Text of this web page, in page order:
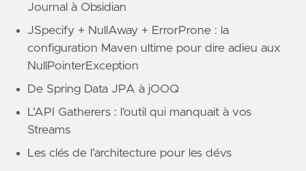
Journal à Obsidian
JSpecify + NullAway + ErrorProne : la
configuration Maven ultime pour dire adieu aux
NullPointerException
De Spring Data JPA à jOOQ
L’API Gatherers : l’outil qui manquait à vos
Streams
Les clés de l’architecture pour les dévs